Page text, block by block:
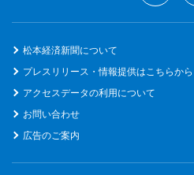
松本経済新聞について
プレスリリース・情報提供はこちらから
アクセスデータの利用について
お問い合わせ
広告のご案内